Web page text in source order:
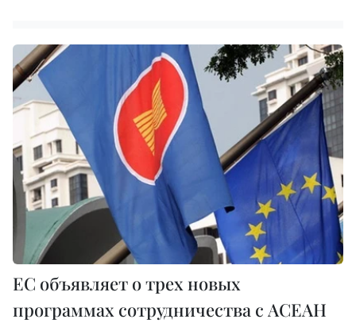
ЕС объявляет о трех новых
программах сотрудничества с АСЕАН